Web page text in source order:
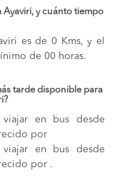
Ayaviri, y cuánto tiempo
es de 0 Kms, y el
de 00 horas.
tarde disponible para
en bus desde
por
en bus desde
por .